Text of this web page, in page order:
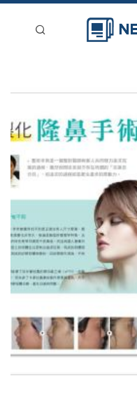
新聞稿分類
登入